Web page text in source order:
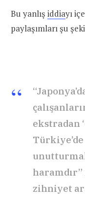
Bu yanlış iddiayı
paylaşımları şu
ekstradan
zihniyet